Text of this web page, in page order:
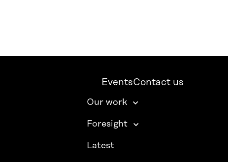
EventsContact us
Our work
Foresight
Latest